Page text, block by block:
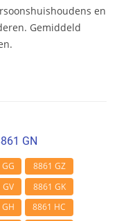
en
Gemiddeld
GN
8861 GZ
8861 GK
8861 HC